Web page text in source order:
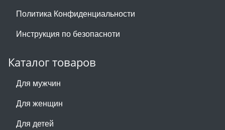
Политика Конфиденциальности
Инструкция по безопасноти
Каталог товаров
Для мужчин
Для женщин
Для детей